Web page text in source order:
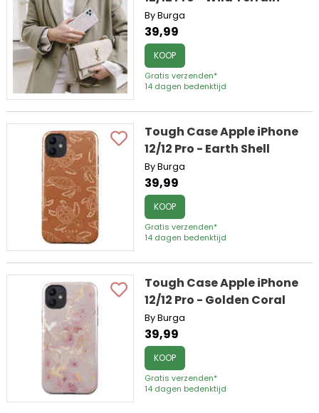
By Burga
39,99
KOOP
Gratis verzenden*
14 dagen bedenktijd
Tough Case Apple iPhone
12/12 Pro - Earth Shell
By Burga
39,99
KOOP
Gratis verzenden*
14 dagen bedenktijd
Tough Case Apple iPhone
12/12 Pro - Golden Coral
By Burga
39,99
KOOP
Gratis verzenden*
14 dagen bedenktijd